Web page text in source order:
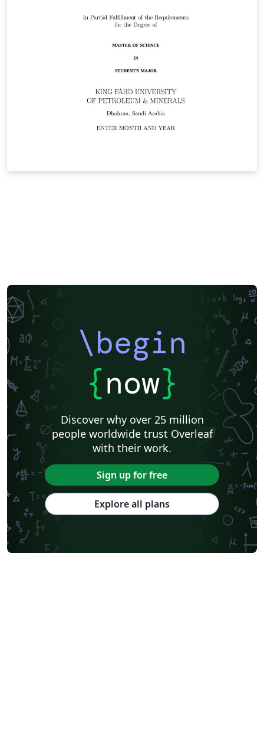
\begin
{now}
Discover why over 25 million
people worldwide trust Overleaf
with their work.
Sign up for free
Explore all plans